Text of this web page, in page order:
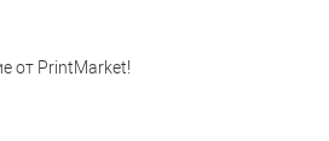
от PrintMarket!